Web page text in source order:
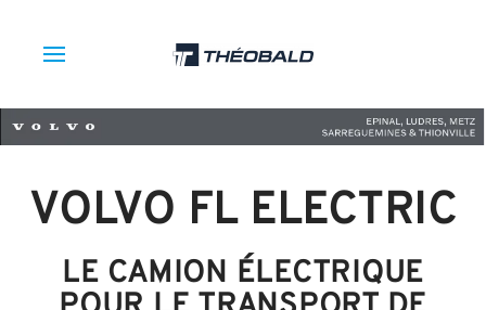
VOLVO FL ELECTRIC
LE CAMION ÉLECTRIQUE